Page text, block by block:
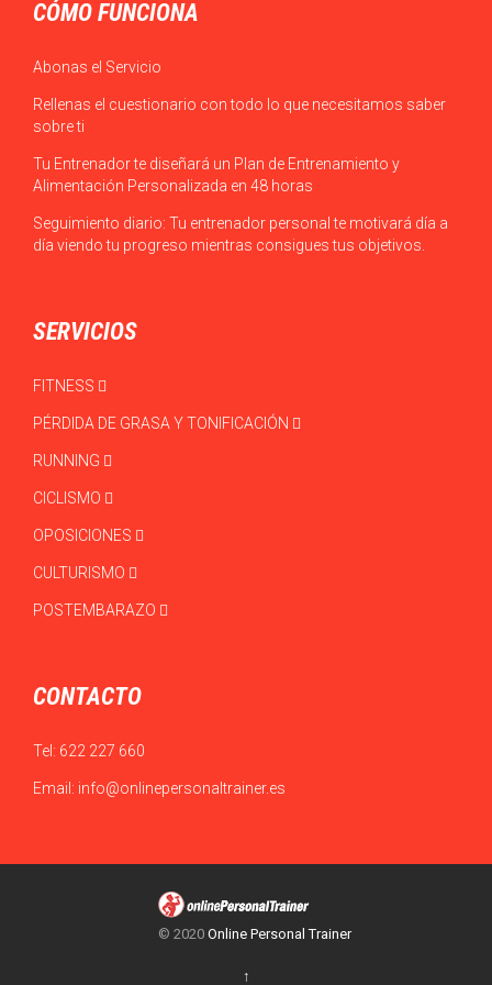
CÓMO FUNCIONA
Abonas el Servicio
Rellenas el cuestionario con todo lo que necesitamos saber
sobre ti
Tu Entrenador te diseñará un Plan de Entrenamiento y
Alimentación Personalizada en 48 horas
Seguimiento diario: Tu entrenador personal te motivará día a
día viendo tu progreso mientras consigues tus objetivos.
SERVICIOS
FITNESS
PÉRDIDA DE GRASA Y TONIFICACIÓN
RUNNING
CICLISMO
OPOSICIONES
CULTURISMO
POSTEMBARAZO
CONTACTO
Tel: 622 227 660
Email: info@onlinepersonaltrainer.es
© 2020 Online Personal Trainer
↑